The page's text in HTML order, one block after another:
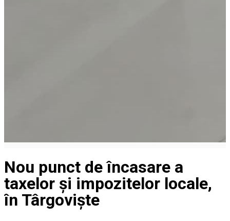
Nou punct de încasare a
taxelor și impozitelor locale,
în Târgoviște